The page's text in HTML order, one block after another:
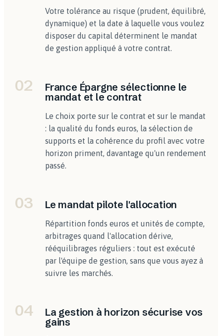
Votre tolérance au risque (prudent, équilibré,
dynamique) et la date à laquelle vous voulez
disposer du capital déterminent le mandat
de gestion appliqué à votre contrat.
02
France Épargne sélectionne le
mandat et le contrat
Le choix porte sur le contrat et sur le mandat
: la qualité du fonds euros, la sélection de
supports et la cohérence du profil avec votre
horizon priment, davantage qu'un rendement
passé.
03 Le mandat pilote l'allocation
Répartition fonds euros et unités de compte,
arbitrages quand l'allocation dérive,
rééquilibrages réguliers : tout est exécuté
par l'équipe de gestion, sans que vous ayez à
suivre les marchés.
04
La gestion à horizon sécurise vos
gains